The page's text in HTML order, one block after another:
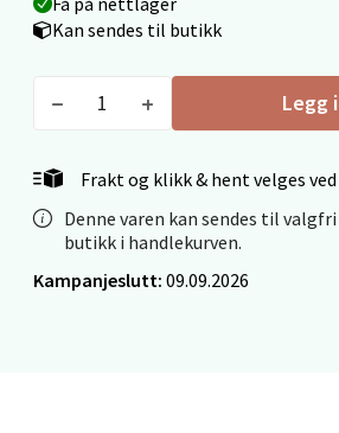
Kan sendes til butikk
Legg
Frakt og klikk & hent velges
Denne varen kan sendes til
butikk i handlekurven.
Kampanjeslutt: 09.09.2026